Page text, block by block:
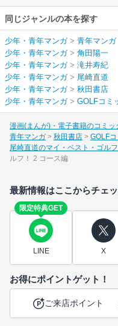
同じジャンルの本を探す
少年・青年マンガ> 青年マンガ
少年・青年マンガ> 角田陽一
少年・青年マンガ> 滝井寿紀
少年・青年マンガ> 尾崎直道
少年・青年マンガ> 秋田書店
少年・青年マンガ> GOLFコミ
漫画(まんが)・電子書籍のコミッ
青年マンガ
秋田書店
GOLFコ
尾崎直道のマイ・ベスト・ゴル
ルフ！ 2 コース編
最新情報はここからチェッ
限定特典GET
LINE X
お得にポイントゲット！
ご来店ポイント